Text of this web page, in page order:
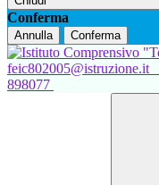
Conferma
Annulla Conferma
feic802005@istruzione.it
898077